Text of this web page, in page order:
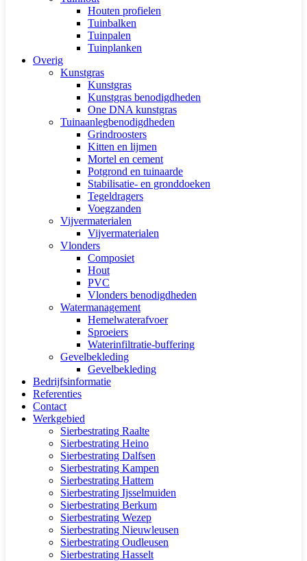
Houten profielen
Tuinbalken
Tuinpalen
Tuinplanken
Overig
Kunstgras
Kunstgras
Kunstgras benodigdheden
One DNA kunstgras
Tuinaanlegbenodigdheden
Grindroosters
Kitten en lijmen
Mortel en cement
Potgrond en tuinaarde
Stabilisatie- en gronddoeken
Tegeldragers
Voegzanden
Vijvermaterialen
Vijvermaterialen
Vlonders
Composiet
Hout
PVC
Vlonders benodigdheden
Watermanagement
Hemelwaterafvoer
Sproeiers
Waterinfiltratie-buffering
Gevelbekleding
Gevelbekleding
Bedrijfsinformatie
Referenties
Contact
Werkgebied
Sierbestrating Raalte
Sierbestrating Heino
Sierbestrating Dalfsen
Sierbestrating Kampen
Sierbestrating Hattem
Sierbestrating Ijsselmuiden
Sierbestrating Berkum
Sierbestrating Wezep
Sierbestrating Nieuwleusen
Sierbestrating Oudleusen
Sierbestrating Hasselt